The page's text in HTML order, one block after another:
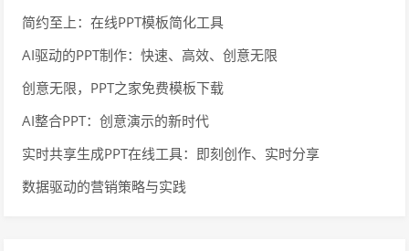
简约至上：在线PPT模板简化工具
AI驱动的PPT制作：快速、高效、创意无限
创意无限，PPT之家免费模板下载
AI整合PPT：创意演示的新时代
实时共享生成PPT在线工具：即刻创作、实时分享
数据驱动的营销策略与实践